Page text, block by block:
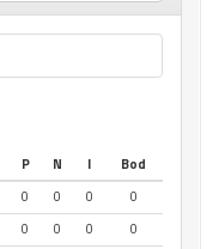
P N I
Bod
0 0 0
0
0 0 0
0